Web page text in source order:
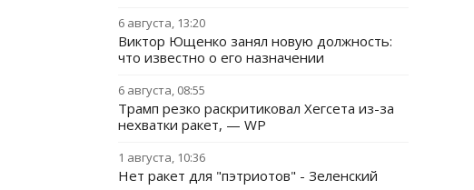
6 августа, 13:20
Виктор Ющенко занял новую должность:
что известно о его назначении
6 августа, 08:55
Трамп резко раскритиковал Хегсета из-за
нехватки ракет, — WP
1 августа, 10:36
Нет ракет для "пэтриотов" - Зеленский